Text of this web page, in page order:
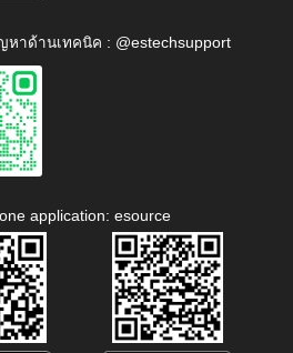
หาด้านเทคนิค : @estechsupport
application: esource